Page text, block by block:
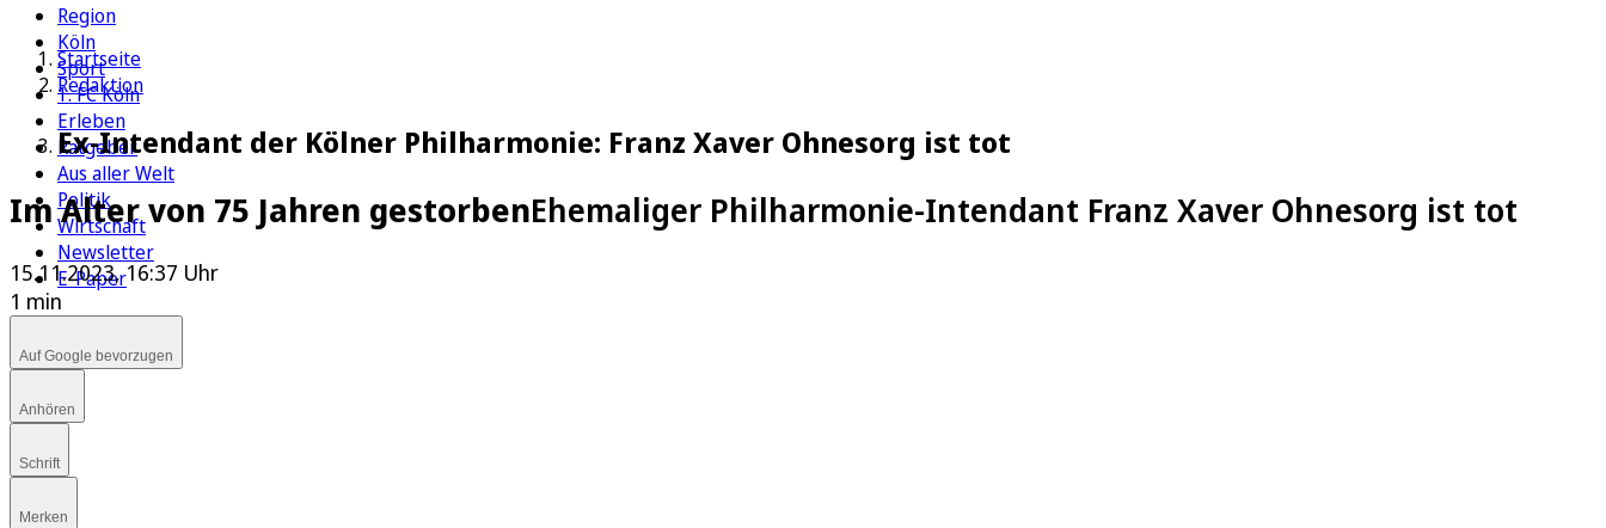
Region
Köln
Sport
1. FC Köln
Erleben
Ratgeber
Aus aller Welt
Politik
Wirtschaft
Newsletter
E-Paper
Startseite
Redaktion
Ex-Intendant der Kölner Philharmonie: Franz Xaver Ohnesorg ist tot
Im Alter von 75 Jahren gestorbenEhemaliger Philharmonie-Intendant Franz Xaver Ohnesorg ist tot
15.11.2023, 16:37 Uhr
1 min
Auf Google bevorzugen
Anhören
Schrift
Merken